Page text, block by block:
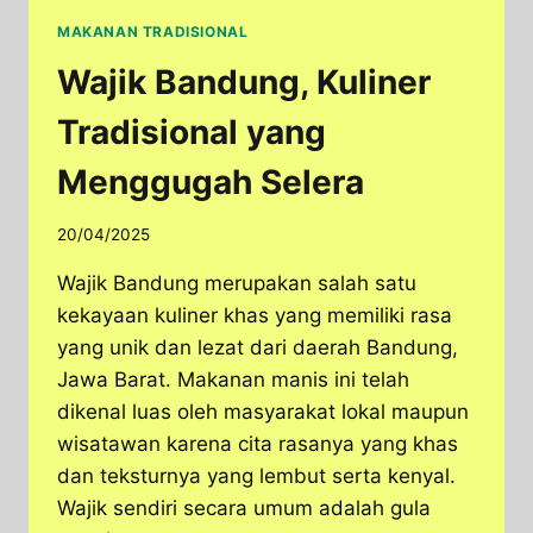
MAKANAN TRADISIONAL
Wajik Bandung, Kuliner
Tradisional yang
Menggugah Selera
20/04/2025
Wajik Bandung merupakan salah satu
kekayaan kuliner khas yang memiliki rasa
yang unik dan lezat dari daerah Bandung,
Jawa Barat. Makanan manis ini telah
dikenal luas oleh masyarakat lokal maupun
wisatawan karena cita rasanya yang khas
dan teksturnya yang lembut serta kenyal.
Wajik sendiri secara umum adalah gula